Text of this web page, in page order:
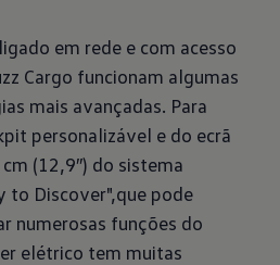
em rede e com acesso
Cargo funcionam algumas
mais avançadas. Para
personalizável e do ecrã
(12,9″) do sistema
to Discover",que pode
numerosas funções do
elétrico tem muitas